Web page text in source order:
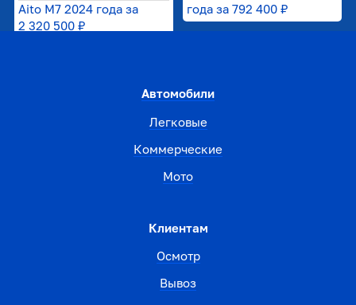
Aito M7 2024 года за
2 320 500 ₽
года за 792 400 ₽
Автомобили
Легковые
Коммерческие
Мото
Клиентам
Осмотр
Вывоз